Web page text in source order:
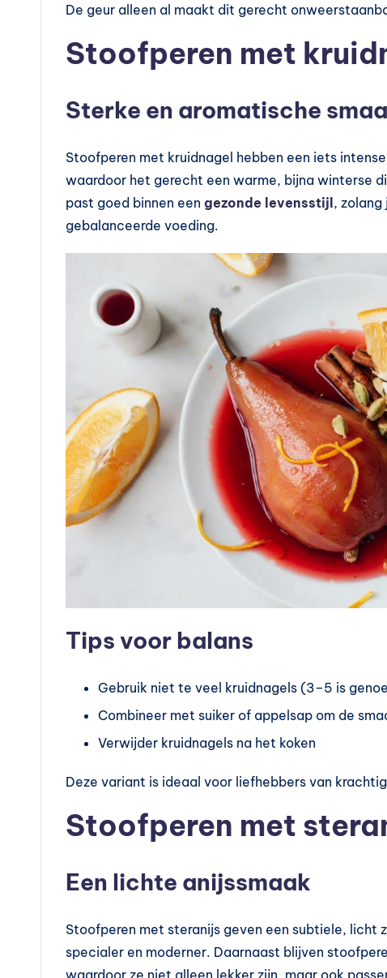
De geur alleen al maakt dit gerecht
Stoofperen met
Sterke en aromatische
Stoofperen met kruidnagel hebben een iets
waardoor het gerecht een warme, bijna winterse
past goed binnen een gezonde levensstijl, zolang
gebalanceerde voeding.
Tips voor balans
Gebruik niet te veel kruidnagels (3–5 is
Combineer met suiker of appelsap om de
Verwijder kruidnagels na het koken
Deze variant is ideaal voor liefhebbers van
Stoofperen met
Een lichte anijssmaak
Stoofperen met steranijs geven een subtiele,
specialer en moderner. Daarnaast blijven